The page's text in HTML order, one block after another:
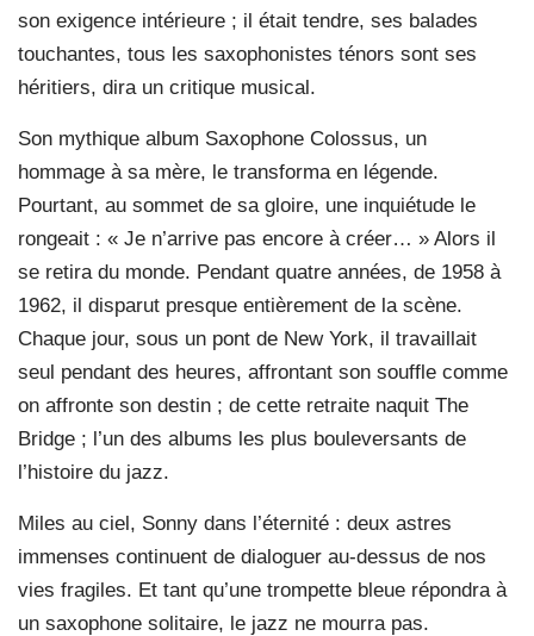
son exigence intérieure ; il était tendre, ses balades
touchantes, tous les saxophonistes ténors sont ses
héritiers, dira un critique musical.
Son mythique album Saxophone Colossus, un
hommage à sa mère, le transforma en légende.
Pourtant, au sommet de sa gloire, une inquiétude le
rongeait : « Je n’arrive pas encore à créer… » Alors il
se retira du monde. Pendant quatre années, de 1958 à
1962, il disparut presque entièrement de la scène.
Chaque jour, sous un pont de New York, il travaillait
seul pendant des heures, affrontant son souffle comme
on affronte son destin ; de cette retraite naquit The
Bridge ; l’un des albums les plus bouleversants de
l’histoire du jazz.
Miles au ciel, Sonny dans l’éternité : deux astres
immenses continuent de dialoguer au-dessus de nos
vies fragiles. Et tant qu’une trompette bleue répondra à
un saxophone solitaire, le jazz ne mourra pas.